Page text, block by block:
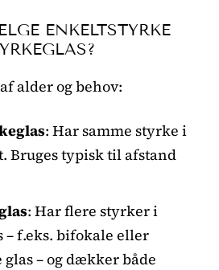
ENKELTSTYRKE
alder og behov:
: Har samme styrke i
Bruges typisk til afstand
: Har flere styrker i
– f.eks. bifokale eller
glas – og dækker både